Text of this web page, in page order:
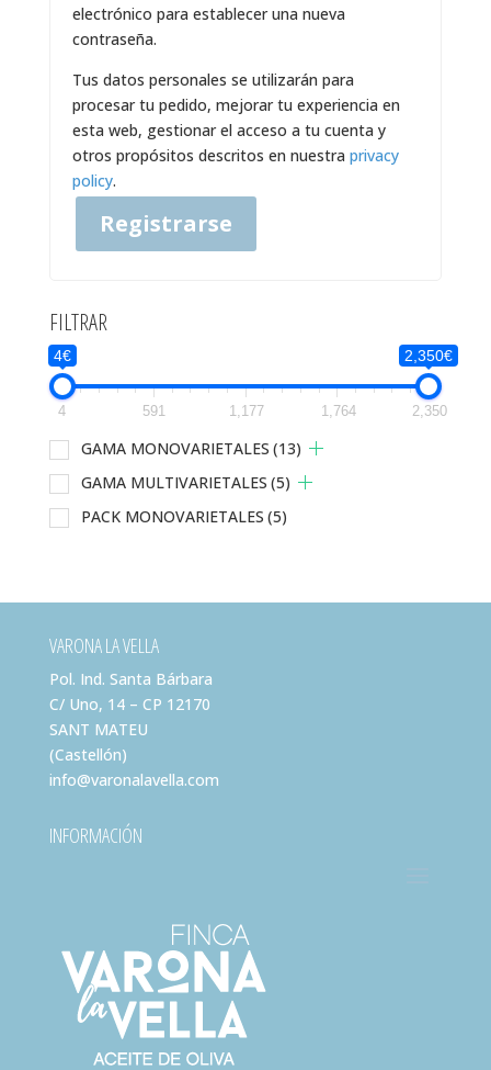
electrónico para establecer una nueva
contraseña.
Tus datos personales se utilizarán para
procesar tu pedido, mejorar tu experiencia en
esta web, gestionar el acceso a tu cuenta y
otros propósitos descritos en nuestra privacy
policy.
Registrarse
FILTRAR
4€ 2,350€
4 591 1,177 1,764 2,350
GAMA MONOVARIETALES (13)
GAMA MULTIVARIETALES (5)
PACK MONOVARIETALES (5)
VARONA LA VELLA
Pol. Ind. Santa Bárbara
C/ Uno, 14 – CP 12170
SANT MATEU
(Castellón)
info@varonalavella.com
INFORMACIÓN